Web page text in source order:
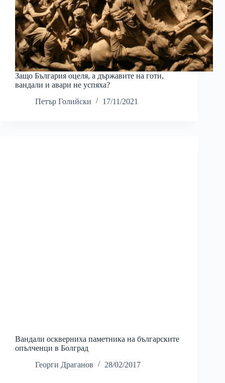
Защо България оцеля, а държавите на готи,
вандали и авари не успяха?
Петър Голийски
17/11/2021
Вандали оскверниха паметника на българските
опълченци в Болград
Георги Драганов
28/02/2017